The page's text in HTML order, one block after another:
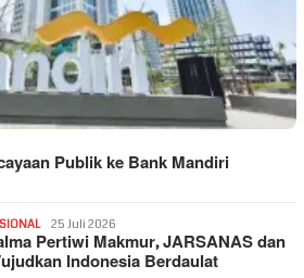
Publik ke Bank Mandiri
25 Juli 2026
Pertiwi Makmur, JARSANAS dan
Indonesia Berdaulat